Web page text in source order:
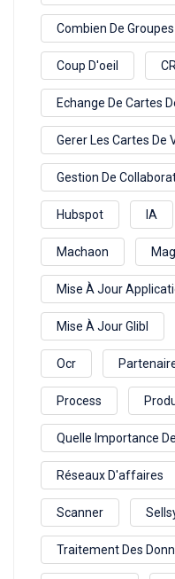
Combien De
Coup D'oeil
Echange De Cartes
Gerer Les Cartes De
Gestion De
Hubspot IA
Machaon
Mise À Jour
Mise À Jour Glibl
Ocr
Process
Quelle Importance
Réseaux D'affaires
Scanner
Traitement Des